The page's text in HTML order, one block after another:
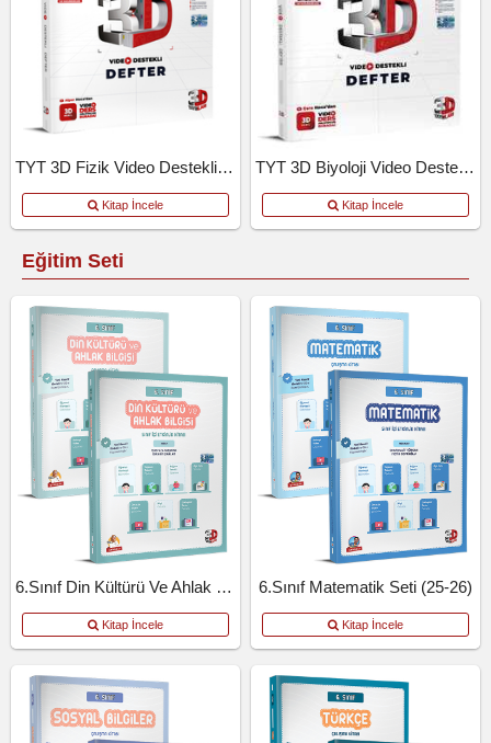
TYT 3D Fizik Video Destekli Defter
Kitap İncele
TYT 3D Biyoloji Video Destekli Defter
Kitap İncele
Eğitim Seti
6.Sınıf Din Kültürü Ve Ahlak Bil.Seti (25-26)
Kitap İncele
6.Sınıf Matematik Seti (25-26)
Kitap İncele